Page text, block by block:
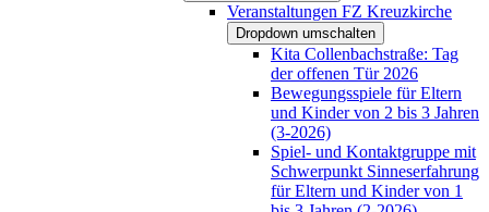
Veranstaltungen FZ Kreuzkirche
Dropdown umschalten
Kita Collenbachstraße: Tag
der offenen Tür 2026
Bewegungsspiele für Eltern
und Kinder von 2 bis 3 Jahren
(3-2026)
Spiel- und Kontaktgruppe mit
Schwerpunkt Sinneserfahrung
für Eltern und Kinder von 1